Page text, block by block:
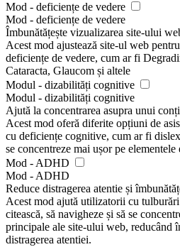
Mod - deficiențe de vedere
Mod - deficiențe de vedere
Îmbunătățește vizualizarea site-ului
Acest mod ajustează site-ul web
deficiențe de vedere, cum ar fi
Cataracta, Glaucom și altele
Modul - dizabilități cognitive
Modul - dizabilități cognitive
Ajută la concentrarea asupra unui
Acest mod oferă diferite opțiuni de
cu deficiențe cognitive, cum ar fi
se concentreze mai ușor pe
Mod - ADHD
Mod - ADHD
Reduce distragerea atentie și
Acest mod ajută utilizatorii cu
citească, să navigheze și să se
principale ale site-ului web, reducând
distragerea atentiei.